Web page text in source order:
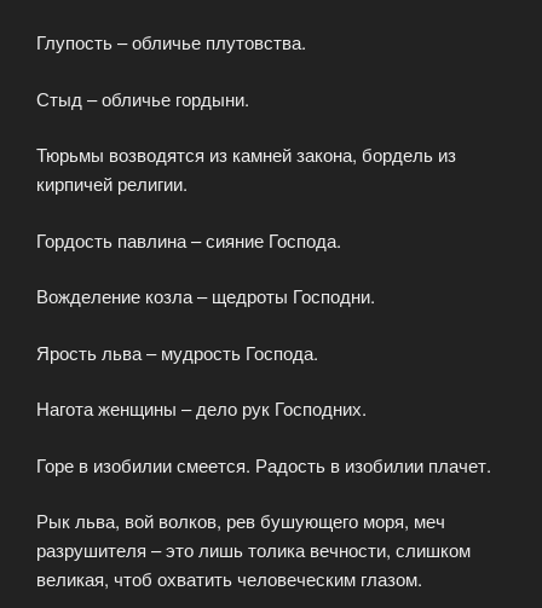
Глупость – обличье плутовства.
Стыд – обличье гордыни.
Тюрьмы возводятся из камней закона, бордель из
кирпичей религии.
Гордость павлина – сияние Господа.
Вожделение козла – щедроты Господни.
Ярость льва – мудрость Господа.
Нагота женщины – дело рук Господних.
Горе в изобилии смеется. Радость в изобилии плачет.
Рык льва, вой волков, рев бушующего моря, меч
разрушителя – это лишь толика вечности, слишком
великая, чтоб охватить человеческим глазом.